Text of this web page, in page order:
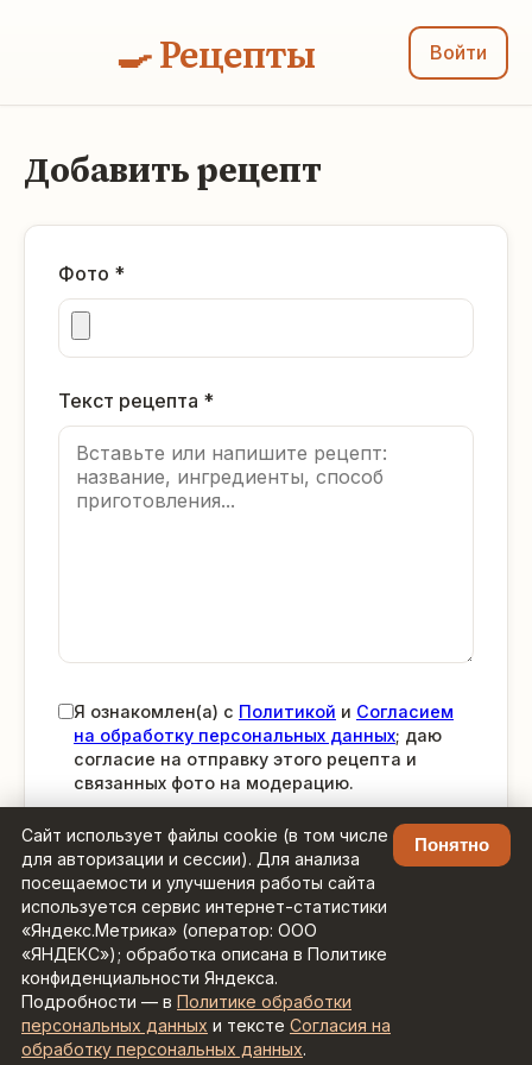
Сайт использует файлы cookie (в том числе
для авторизации и сессии). Для анализа
посещаемости и улучшения работы сайта
используется сервис интернет-статистики
«Яндекс.Метрика» (оператор: ООО
«ЯНДЕКС»); обработка описана в Политике
конфиденциальности Яндекса.
Подробности — в Политике обработки
персональных данных и тексте Согласия на
обработку персональных данных.
Понятно
🍳 Рецепты Войти
Добавить рецепт
Фото *
Текст рецепта *
Я ознакомлен(а) с Политикой и Согласием
на обработку персональных данных; даю
согласие на отправку этого рецепта и
связанных фото на модерацию.
Отправить на модерацию
Рецепты с умным поиском ·Контакты:
admin@zaretseptom.ru